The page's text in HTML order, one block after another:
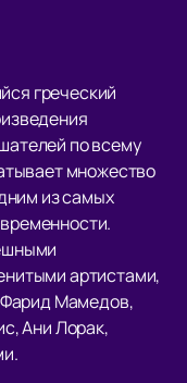
греческий
по всему
множество
из самых
артистами,
Фарид Мамедов,
Ани Лорак,